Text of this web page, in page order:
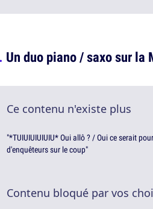
Un duo piano / saxo sur
Ce contenu n'existe plus
"*TUIUIUIUIUIU* Oui allô ? / Oui ce serait
d'enquêteurs sur le coup"
Contenu bloqué par vos